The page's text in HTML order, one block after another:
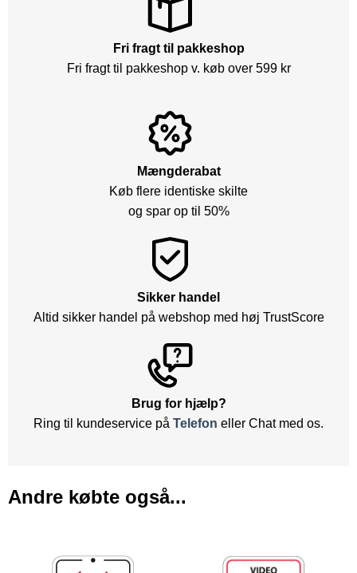
Fri fragt til pakkeshop
Fri fragt til pakkeshop v. køb over 599 kr
Mængderabat
Køb flere identiske skilte
og spar op til 50%
Sikker handel
Altid sikker handel på webshop med høj TrustScore
Brug for hjælp?
Ring til kundeservice på Telefon eller Chat med os.
Andre købte også...